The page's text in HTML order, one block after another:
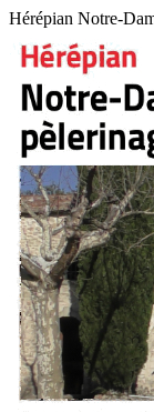
Hérépian Notre-